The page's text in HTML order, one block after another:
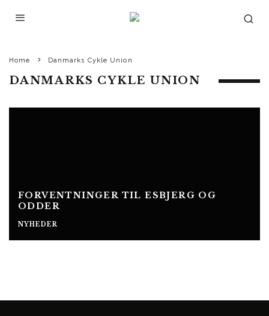
Home Danmarks Cykle Union
DANMARKS CYKLE UNION
FORVENTNINGER TIL ESBJERG OG
ODDER
NYHEDER